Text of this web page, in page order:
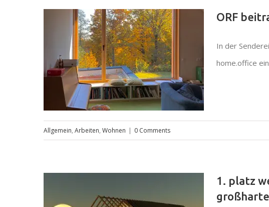
steirischer holzbaupreis 2021 ORF
In der
home.office
Allgemein, Arbeiten, Wohnen | 0 Comments
1. platz